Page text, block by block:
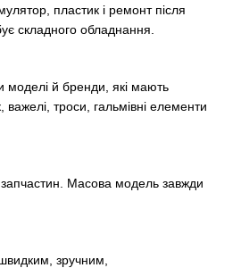
пластик і ремонт після
складного обладнання.
моделі й бренди, які мають
троси, гальмівні елементи
запчастин. Масова модель завжди
зручним,